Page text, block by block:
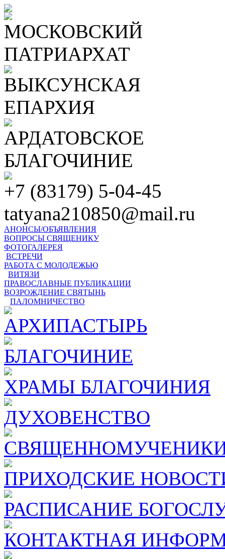
МОСКОВСКИЙ
ПАТРИАРХАТ
ВЫКСУНСКАЯ
ЕПАРХИЯ
АРДАТОВСКОЕ
БЛАГОЧИНИЕ
+7 (83179) 5-04-45
tatyana210850@mail.ru
АНОНСЫ/ОБЪЯВЛЕНИЯ
ВОПРОСЫ СВЯЩЕНИКУ
ФОТОГАЛЕРЕЯ
ВСТРЕЧИ
РАБОТА С МОЛОДЕЖЬЮ
ВИТЯЗИ
ПРАВОСЛАВНЫЕ ПУБЛИКАЦИИ
ВОЗРОЖДЕНИЕ СВЯТЫНЬ
ПАЛОМНИЧЕСТВО
АРХИПАСТЫРЬ
БЛАГОЧИНИЕ
ХРАМЫ БЛАГОЧИНИЯ
ДУХОВЕНСТВО
ПРИХОДСКИЕ
РАСПИСАНИЕ
КОНТАКТНАЯ